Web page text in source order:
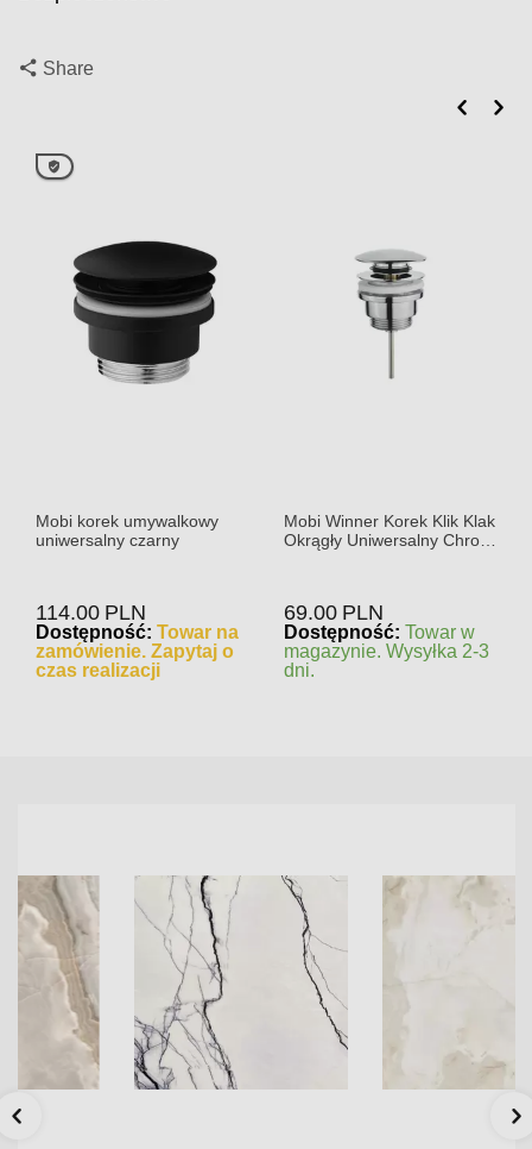
Share
Mobi korek umywalkowy
uniwersalny czarny
114.00 PLN
Dostępność: Towar na
zamówienie. Zapytaj o
czas realizacji
Mobi Winner Korek Klik Klak
Okrągły Uniwersalny Chrom
69.00 PLN
Dostępność: Towar w
magazynie. Wysyłka 2-3
dni.